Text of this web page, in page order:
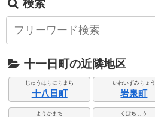
検索
十一日町の近隣地区
じゅうはちにちまち
十八日町
いわいずみちょう
岩泉町
ようかまち くぼちょう